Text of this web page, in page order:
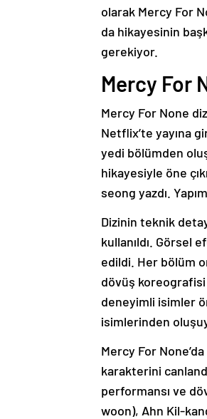
olarak Mercy For
da hikayesinin
gerekiyor.
Mercy For
Mercy For None
Netflix’te yayına
yedi bölümden
hikayesiyle öne
seong yazdı.
Dizinin teknik
kullanıldı. Görsel
edildi. Her bölüm
dövüş
deneyimli isimler
isimlerinden
Mercy For
karakterini
performansı ve
woon), Ahn Kil-